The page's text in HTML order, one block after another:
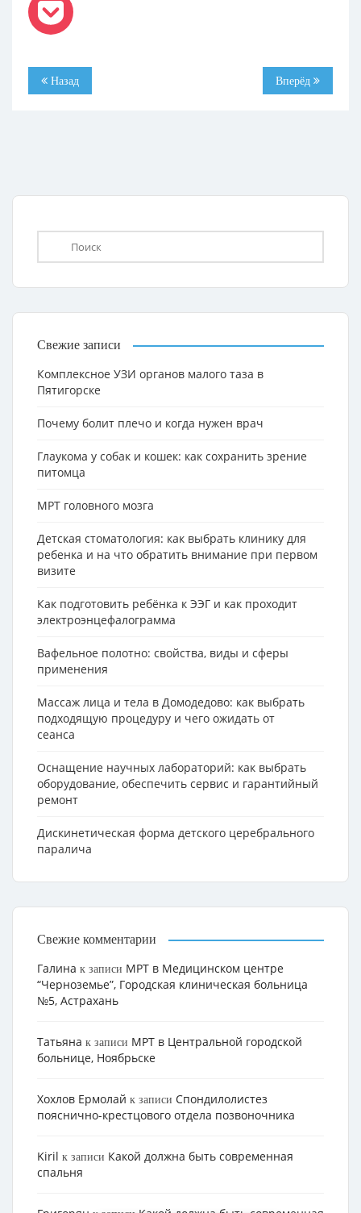
Назад Вперёд
Свежие записи
Комплексное УЗИ органов малого таза в
Пятигорске
Почему болит плечо и когда нужен врач
Глаукома у собак и кошек: как сохранить зрение
питомца
МРТ головного мозга
Детская стоматология: как выбрать клинику для
ребенка и на что обратить внимание при первом
визите
Как подготовить ребёнка к ЭЭГ и как проходит
электроэнцефалограмма
Вафельное полотно: свойства, виды и сферы
применения
Массаж лица и тела в Домодедово: как выбрать
подходящую процедуру и чего ожидать от
сеанса
Оснащение научных лабораторий: как выбрать
оборудование, обеспечить сервис и гарантийный
ремонт
Дискинетическая форма детского церебрального
паралича
Свежие комментарии
Галина к записи МРТ в Медицинском центре
“Черноземье”, Городская клиническая больница
№5, Астрахань
Татьяна к записи МРТ в Центральной городской
больнице, Ноябрьске
Хохлов Ермолай к записи Cпондилолистез
пояснично-крестцового отдела позвоночника
Kiril к записи Какой должна быть современная
спальня